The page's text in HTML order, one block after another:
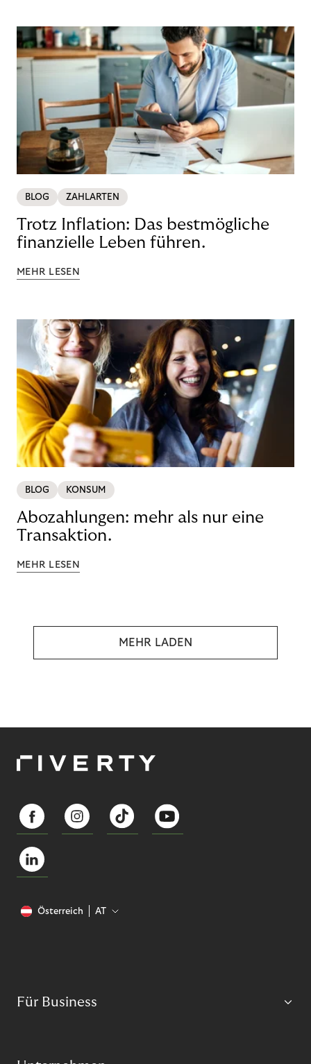
BLOG ZAHLARTEN
Trotz Inflation: Das bestmögliche
finanzielle Leben führen.
MEHR LESEN
BLOG KONSUM
Abozahlungen: mehr als nur eine
Transaktion.
MEHR LESEN
MEHR LADEN
Österreich AT
Für Business